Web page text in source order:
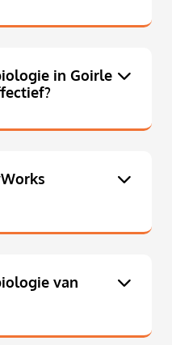
in Goirle
van